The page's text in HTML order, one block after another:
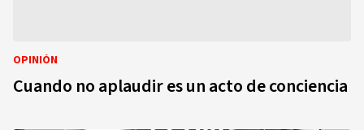
OPINIÓN
Cuando no aplaudir es un acto de conciencia